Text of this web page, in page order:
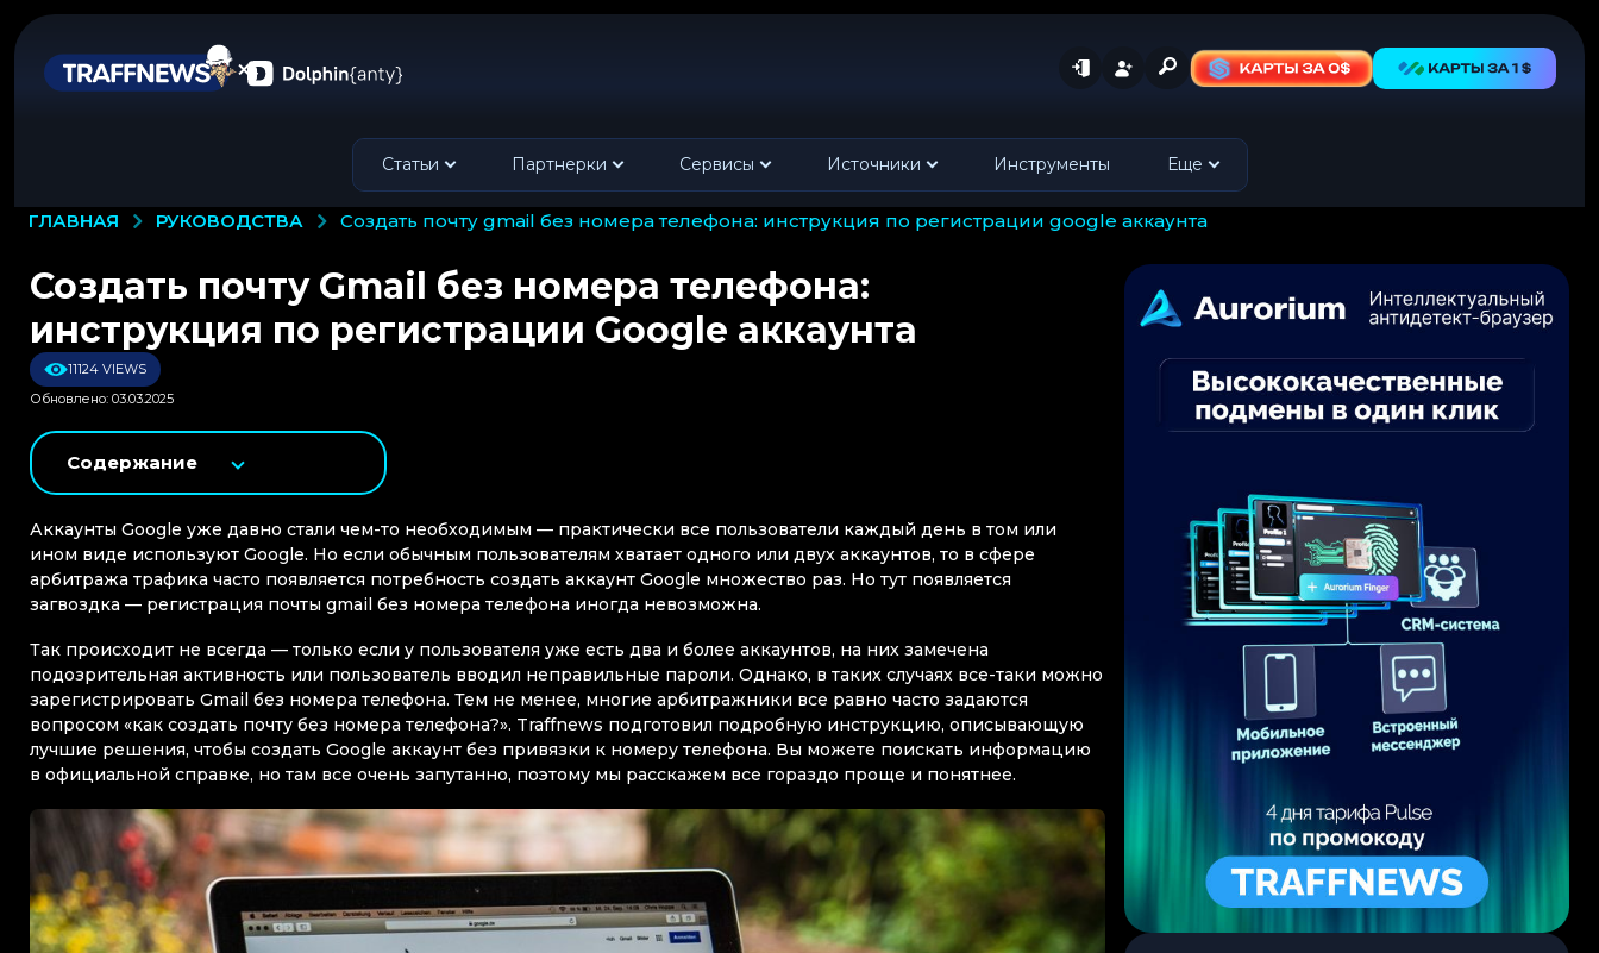
Статьи Партнерки Сервисы Источники Инструменты Еще
ГЛАВНАЯ РУКОВОДСТВА создать почту gmail без номера телефона: инструкция по регистрации google аккаунта
Создать почту Gmail без номера телефона:
инструкция по регистрации Google аккаунта
11124 VIEWS
Обновлено: 03.03.2025
Содержание
Аккаунты Google уже давно стали чем-то необходимым — практически все пользователи каждый день в том или
ином виде используют Google. Но если обычным пользователям хватает одного или двух аккаунтов, то в сфере
арбитража трафика часто появляется потребность создать аккаунт Google множество раз. Но тут появляется
загвоздка — регистрация почты gmail без номера телефона иногда невозможна.
Так происходит не всегда — только если у пользователя уже есть два и более аккаунтов, на них замечена
подозрительная активность или пользователь вводил неправильные пароли. Однако, в таких случаях все-таки можно
зарегистрировать Gmail без номера телефона. Тем не менее, многие арбитражники все равно часто задаются
вопросом «как создать почту без номера телефона?». Traffnews подготовил подробную инструкцию, описывающую
лучшие решения, чтобы создать Google аккаунт без привязки к номеру телефона. Вы можете поискать информацию
в официальной справке, но там все очень запутанно, поэтому мы расскажем все гораздо проще и понятнее.